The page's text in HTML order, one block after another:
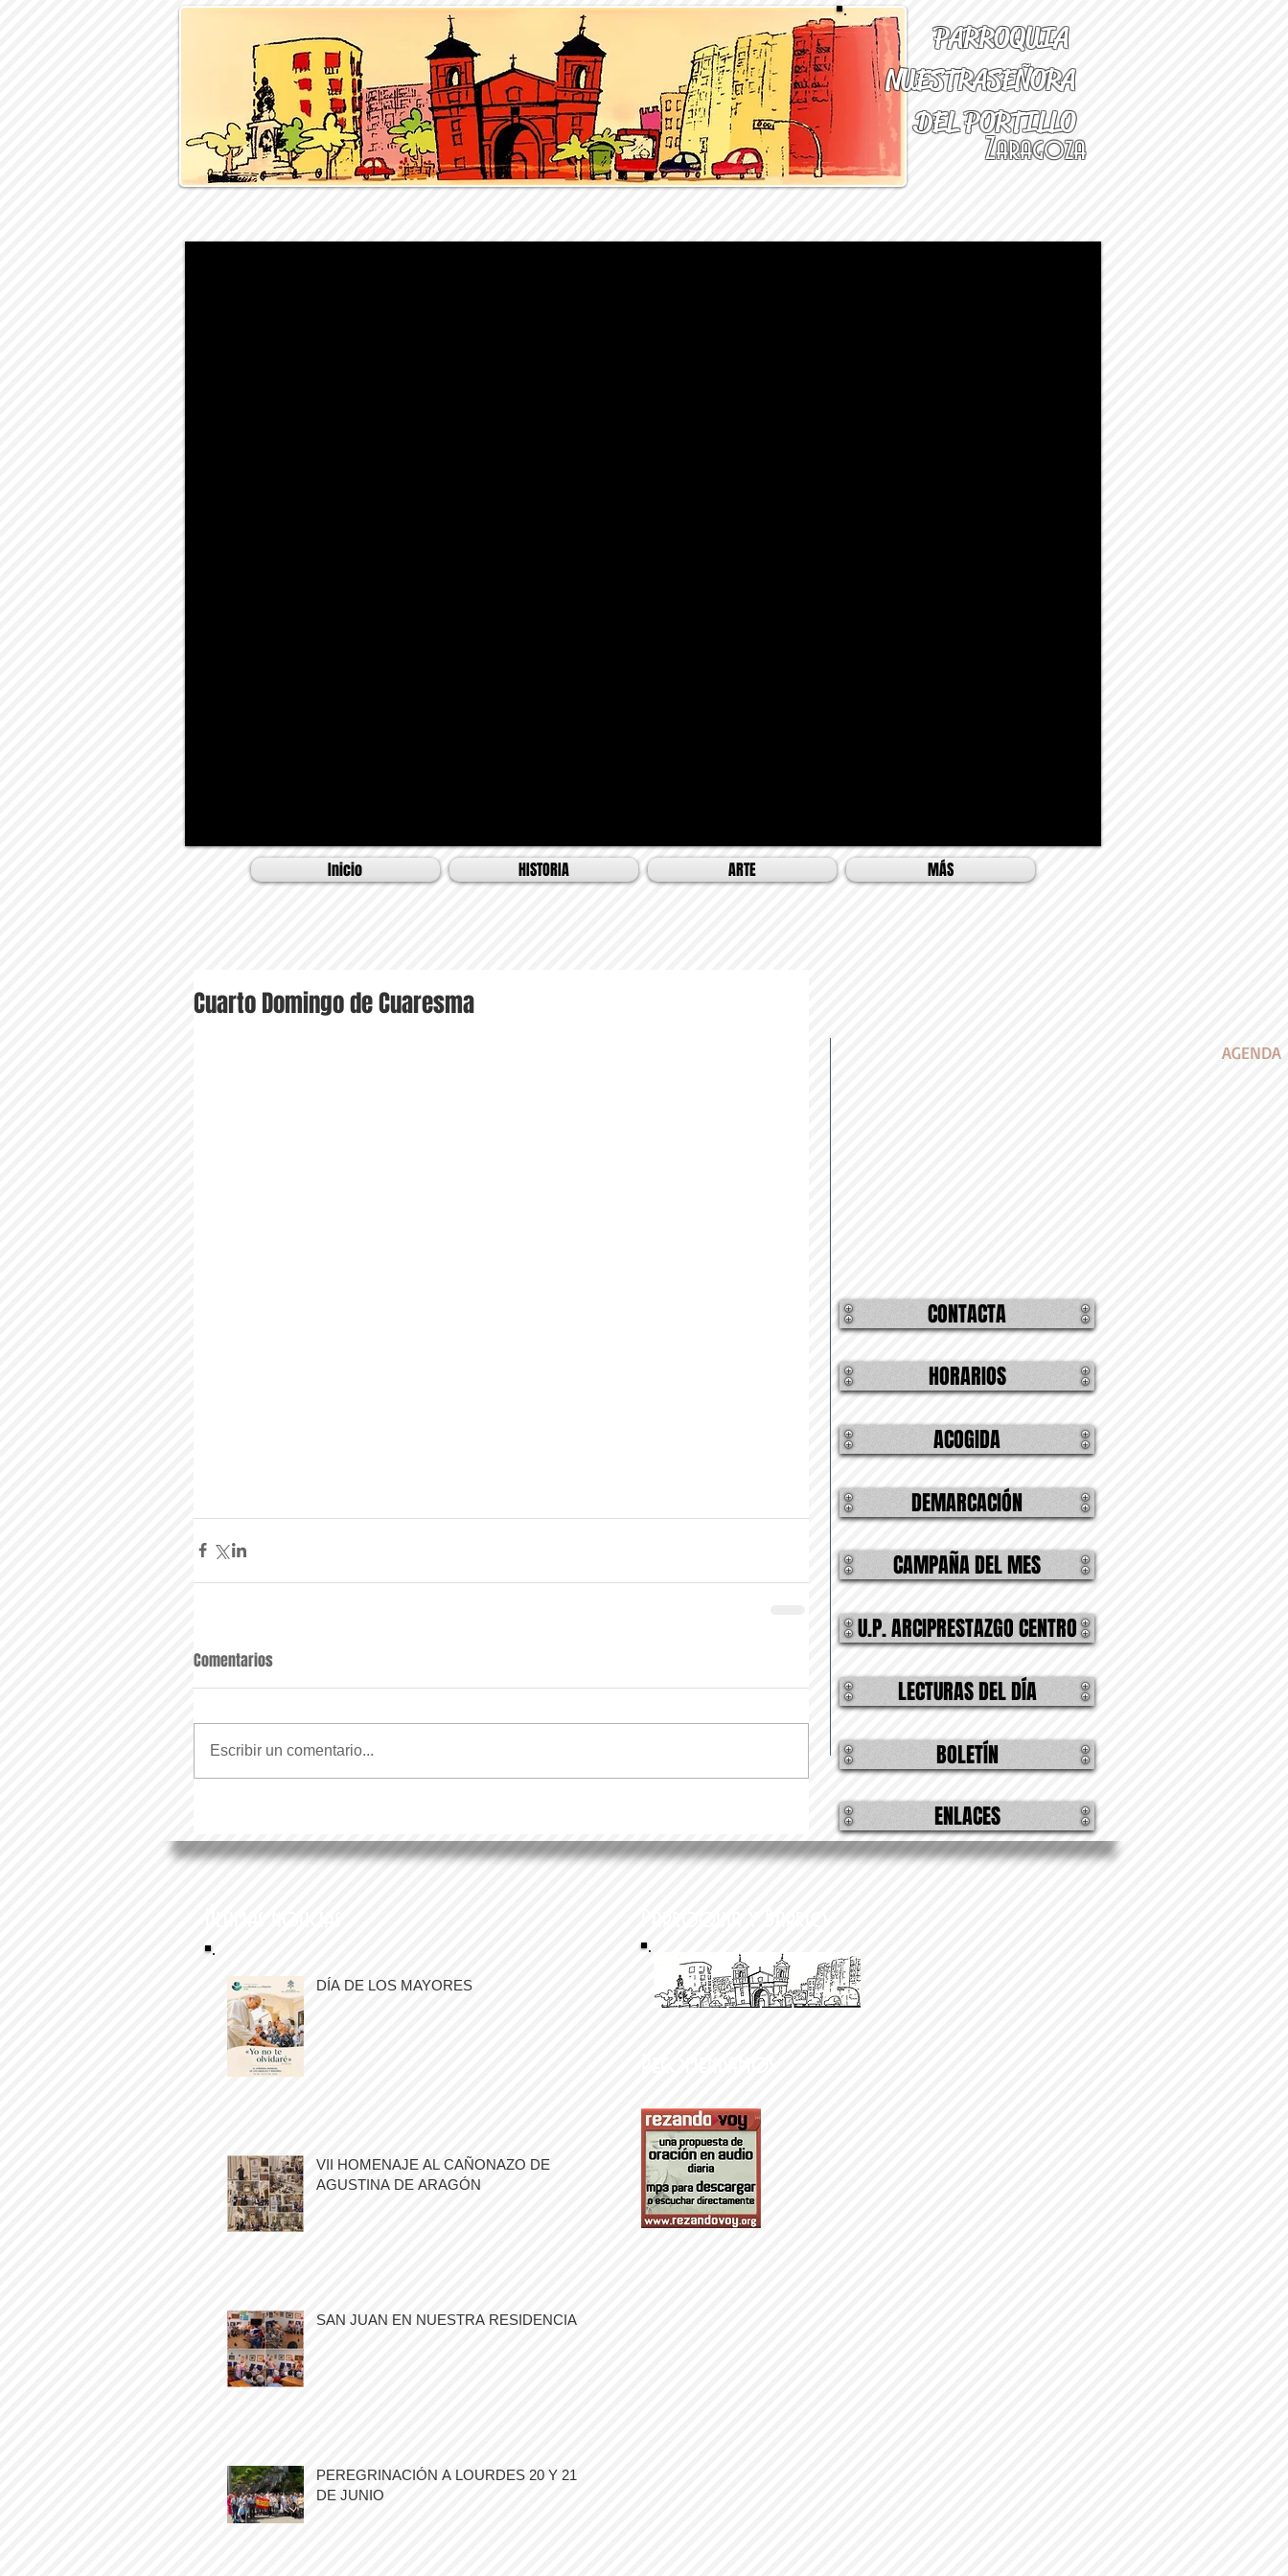
PARROQUIA
NUESTRASEÑORA
DEL PORTILLO
Zaragoza
Inicio HISTORIA ARTE MÁS
Cuarto Domingo de Cuaresma
Comentarios
Escribir un comentario...
ACOGIDA
CAMPAÑA DEL MES
U.P. ARCIPRESTAZGO CENTRO
ENLACES
BOLETÍN
CONTACTA
HORARIOS
DEMARCACIÓN
LECTURAS DEL DÍA
AGENDA
DÍA DE LOS MAYORES
VII HOMENAJE AL CAÑONAZO DE
AGUSTINA DE ARAGÓN
SAN JUAN EN NUESTRA RESIDENCIA
PEREGRINACIÓN A LOURDES 20 Y 21
DE JUNIO